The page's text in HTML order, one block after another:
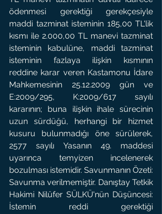
ödenmesi gerektiği gerekçesiyle
maddi tazminat isteminin 185,00 TL'lik
kısmı ile 2.000,00 TL manevi tazminat
isteminin kabulüne, maddi tazminat
isteminin fazlaya ilişkin kısmının
reddine karar veren Kastamonu İdare
Mahkemesinin 25.12.2009 gün ve
E:2009/295, K:2009/617 sayılı
kararının; buna ilişkin ihale sürecinin
uzun sürdüğü, herhangi bir hizmet
kusuru bulunmadığı öne sürülerek,
2577 sayılı Yasanın 49. maddesi
uyarınca temyizen incelenerek
bozulması istemidir. Savunmanın Özeti:
Savunma verilmemiştir. Danıştay Tetkik
Hakimi Nilüfer SÜLKÜ'nün Düşüncesi:
İstemin reddi gerektiği